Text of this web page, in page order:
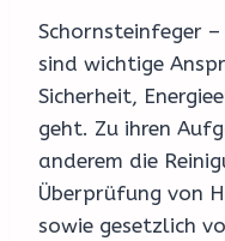
Schornsteinfeger
sind wichtige
Sicherheit,
geht. Zu ihren
anderem die
Überprüfung von
sowie gesetzlich